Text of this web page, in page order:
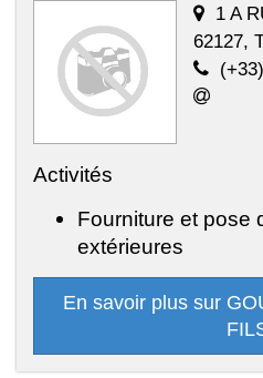
1 A
62127,
Activités
Fourniture et pose
extérieures
En savoir plus sur